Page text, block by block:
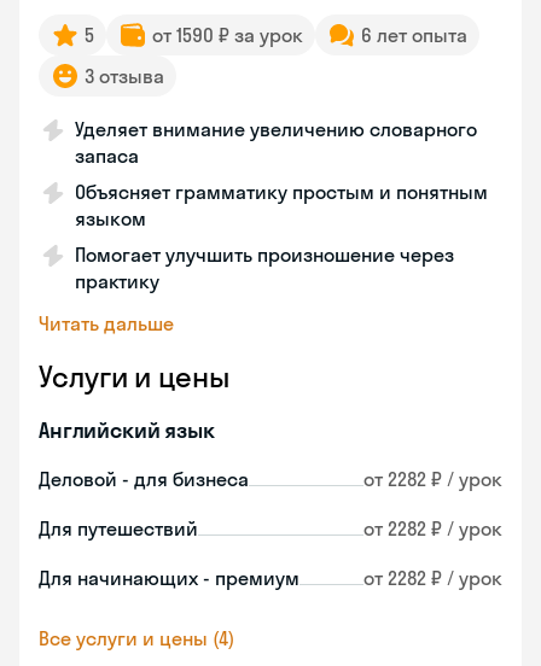
5 от 1590 ₽ за урок
6 лет опыта
3 отзыва
Уделяет внимание увеличению словарного
запаса
Объясняет грамматику простым и понятным
языком
Помогает улучшить произношение через
практику
Читать дальше
Услуги и цены
Английский язык
Деловой - для бизнеса от 2282 ₽ / урок
Для путешествий от 2282 ₽ / урок
Для начинающих - премиум от 2282 ₽ / урок
Все услуги и цены (4)